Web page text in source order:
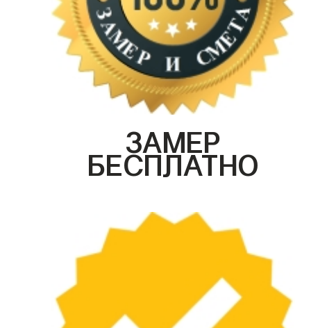
ЗАМЕР
БЕСПЛАТНО